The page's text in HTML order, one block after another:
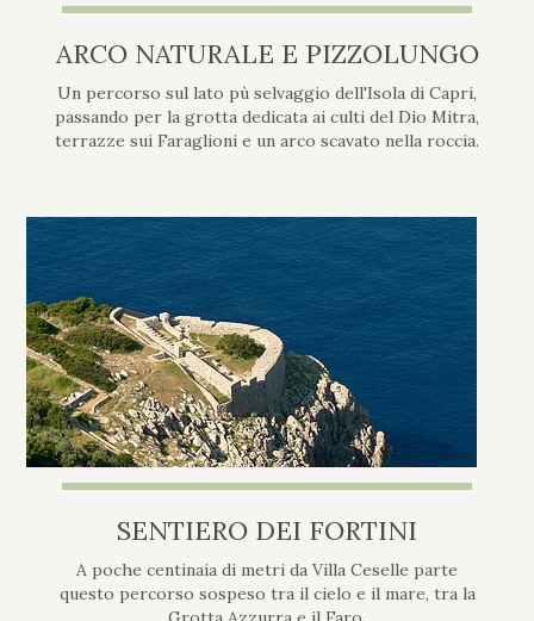
ARCO NATURALE E PIZZOLUNGO
Un percorso sul lato pù selvaggio dell'Isola di Capri,
passando per la grotta dedicata ai culti del Dio Mitra,
terrazze sui Faraglioni e un arco scavato nella roccia.
SENTIERO DEI FORTINI
A poche centinaia di metri da Villa Ceselle parte
questo percorso sospeso tra il cielo e il mare, tra la